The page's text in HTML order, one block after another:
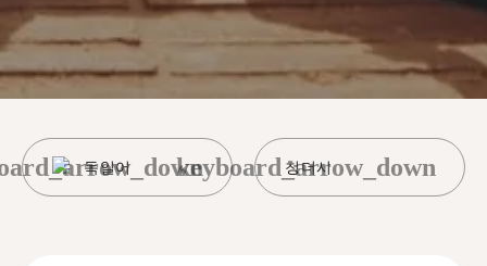
독일어 청더시
keyboard_arrow_down